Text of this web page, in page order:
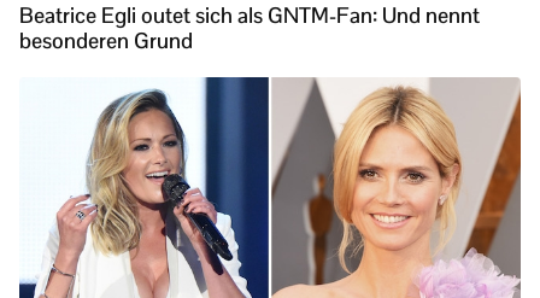
Beatrice Egli outet sich als GNTM-Fan: Und nennt
besonderen Grund